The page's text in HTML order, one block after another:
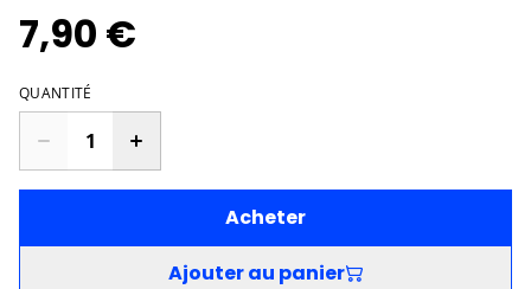
7,90 €
QUANTITÉ
Acheter
Ajouter au panier